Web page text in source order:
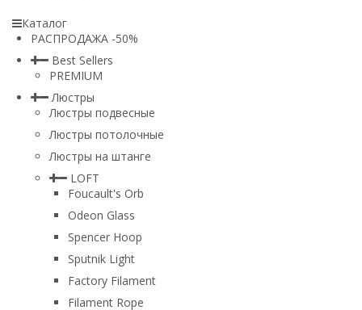
Каталог
РАСПРОДАЖА -50%
Best Sellers
PREMIUM
Люстры
Люстры подвесные
Люстры потолочные
Люстры на штанге
LOFT
Foucault's Orb
Odeon Glass
Spencer Hoop
Sputnik Light
Factory Filament
Filament Rope